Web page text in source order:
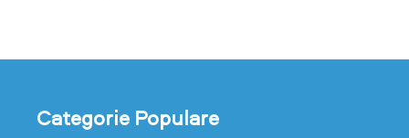
Categorie Populare